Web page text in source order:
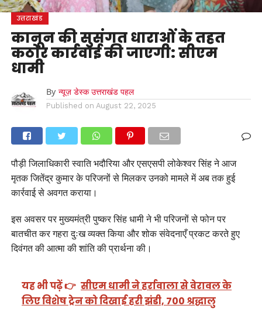
उत्तराखंड
कानून की सुसंगत धाराओं के तहत
कठोर कार्रवाई की जाएगी: सीएम
धामी
By न्यूज़ डेस्क उत्तराखंड पहल
Published on August 22, 2025
पौड़ी जिलाधिकारी स्वाति भदौरिया और एसएसपी लोकेश्वर सिंह ने आज
मृतक जितेंद्र कुमार के परिजनों से मिलकर उनको मामले में अब तक हुई
कार्रवाई से अवगत कराया।
इस अवसर पर मुख्यमंत्री पुष्कर सिंह धामी ने भी परिजनों से फोन पर
बातचीत कर गहरा दुःख व्यक्त किया और शोक संवेदनाएँ प्रकट करते हुए
दिवंगत की आत्मा की शांति की प्रार्थना की।
यह भी पढ़ें 👉 सीएम धामी ने हर्रावाला से वेरावल के
लिए विशेष ट्रेन को दिखाई हरी झंडी, 700 श्रद्धालु